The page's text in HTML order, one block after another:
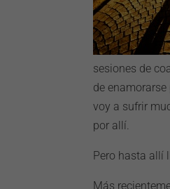
sesiones de
de
voy a sufrir
por allí.
Pero hasta allí
Más